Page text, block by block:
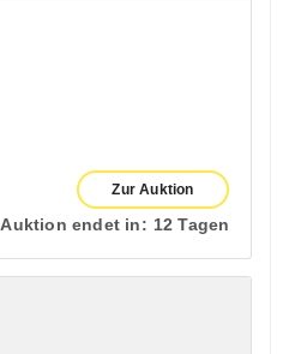
Zur Auktion
Auktion endet in: 12 Tagen